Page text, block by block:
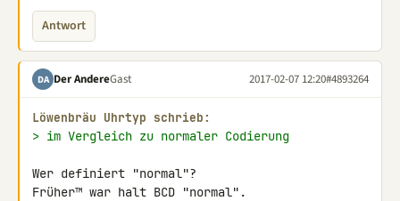
Antwort
DA Der AndereGast 2017-02-07 12:20#4893264
Löwenbräu Uhrtyp schrieb:
> im Vergleich zu normaler Codierung
Wer definiert "normal"?
Früher™ war halt BCD "normal".